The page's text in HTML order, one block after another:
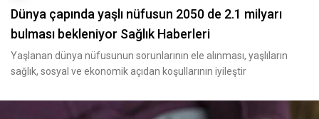
Dünya çapında yaşlı nüfusun 2050 de 2.1 milyarı
bulması bekleniyor Sağlık Haberleri
Yaşlanan dünya nüfusunun sorunlarının ele alınması, yaşlıların
sağlık, sosyal ve ekonomik açıdan koşullarının iyileştir